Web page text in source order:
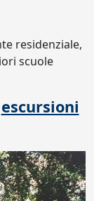
residenziale,
scuole
escursioni